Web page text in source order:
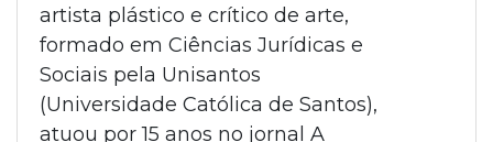
artista plástico e crítico de arte,
formado em Ciências Jurídicas e
Sociais pela Unisantos
(Universidade Católica de Santos),
atuou por 15 anos no jornal A